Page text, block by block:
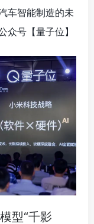
车智能制造的未
众号【量子位】
型“千影